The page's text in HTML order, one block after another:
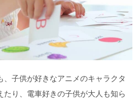
子供が好きなアニメのキャラクタ
たり、電車好きの子供が大人も知ら